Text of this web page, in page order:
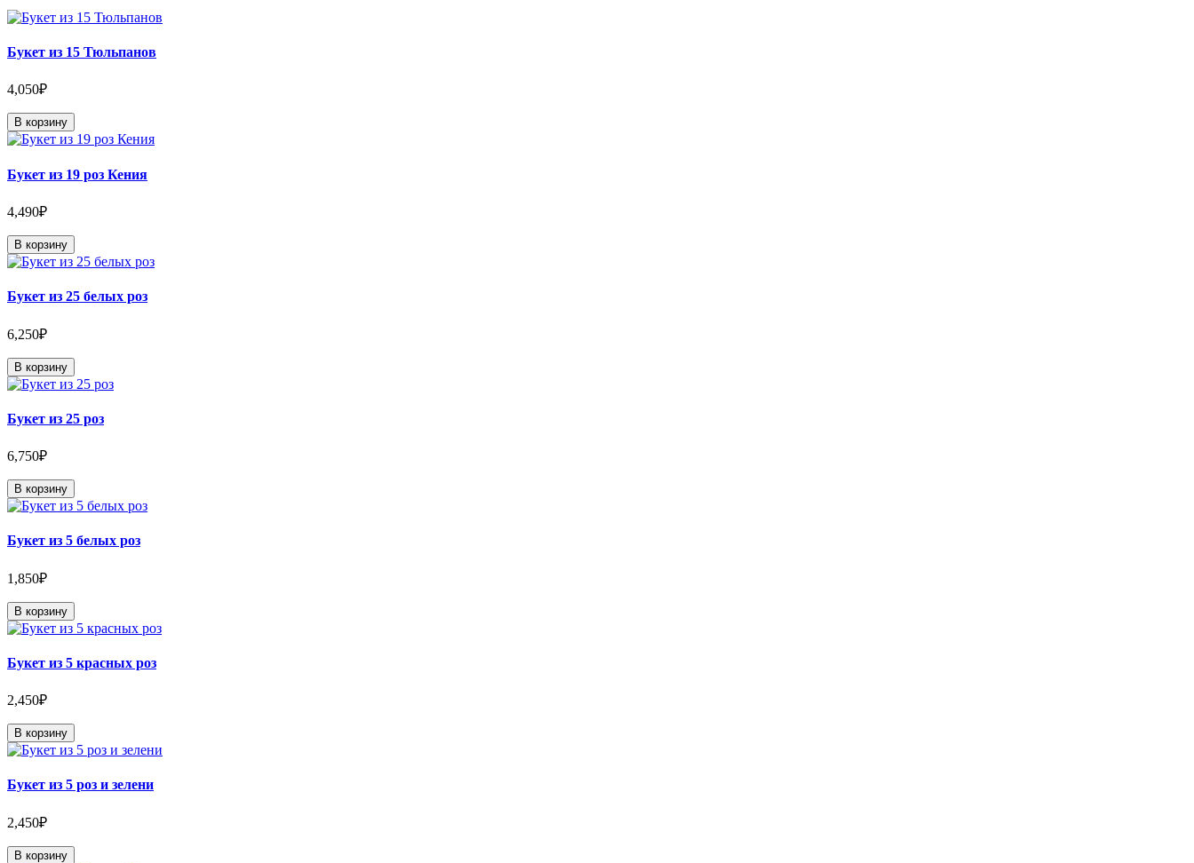
Букет из 15 Тюльпанов
4,050₽
В корзину
Букет из 19 роз Кения
4,490₽
В корзину
Букет из 25 белых роз
6,250₽
В корзину
Букет из 25 роз
6,750₽
В корзину
Букет из 5 белых роз
1,850₽
В корзину
Букет из 5 красных роз
2,450₽
В корзину
Букет из 5 роз и зелени
2,450₽
В корзину